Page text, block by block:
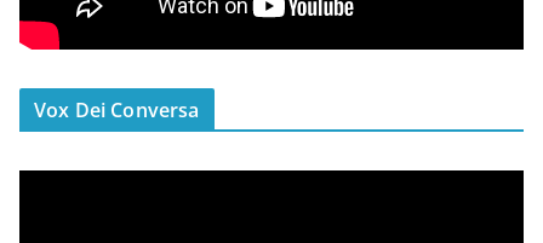
Vox Dei Conversa